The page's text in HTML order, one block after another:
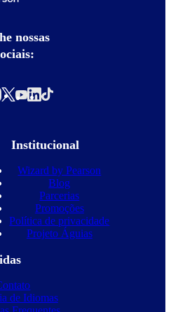
nossas
Institucional
Wizard by Pearson
Blog
Parcerias
Promoções
Política de privacidade
Projeto Águias
de Idiomas